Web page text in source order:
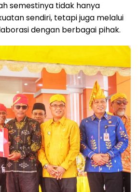
semestinya tidak hanya
sendiri, tetapi juga melalui
dengan berbagai pihak.